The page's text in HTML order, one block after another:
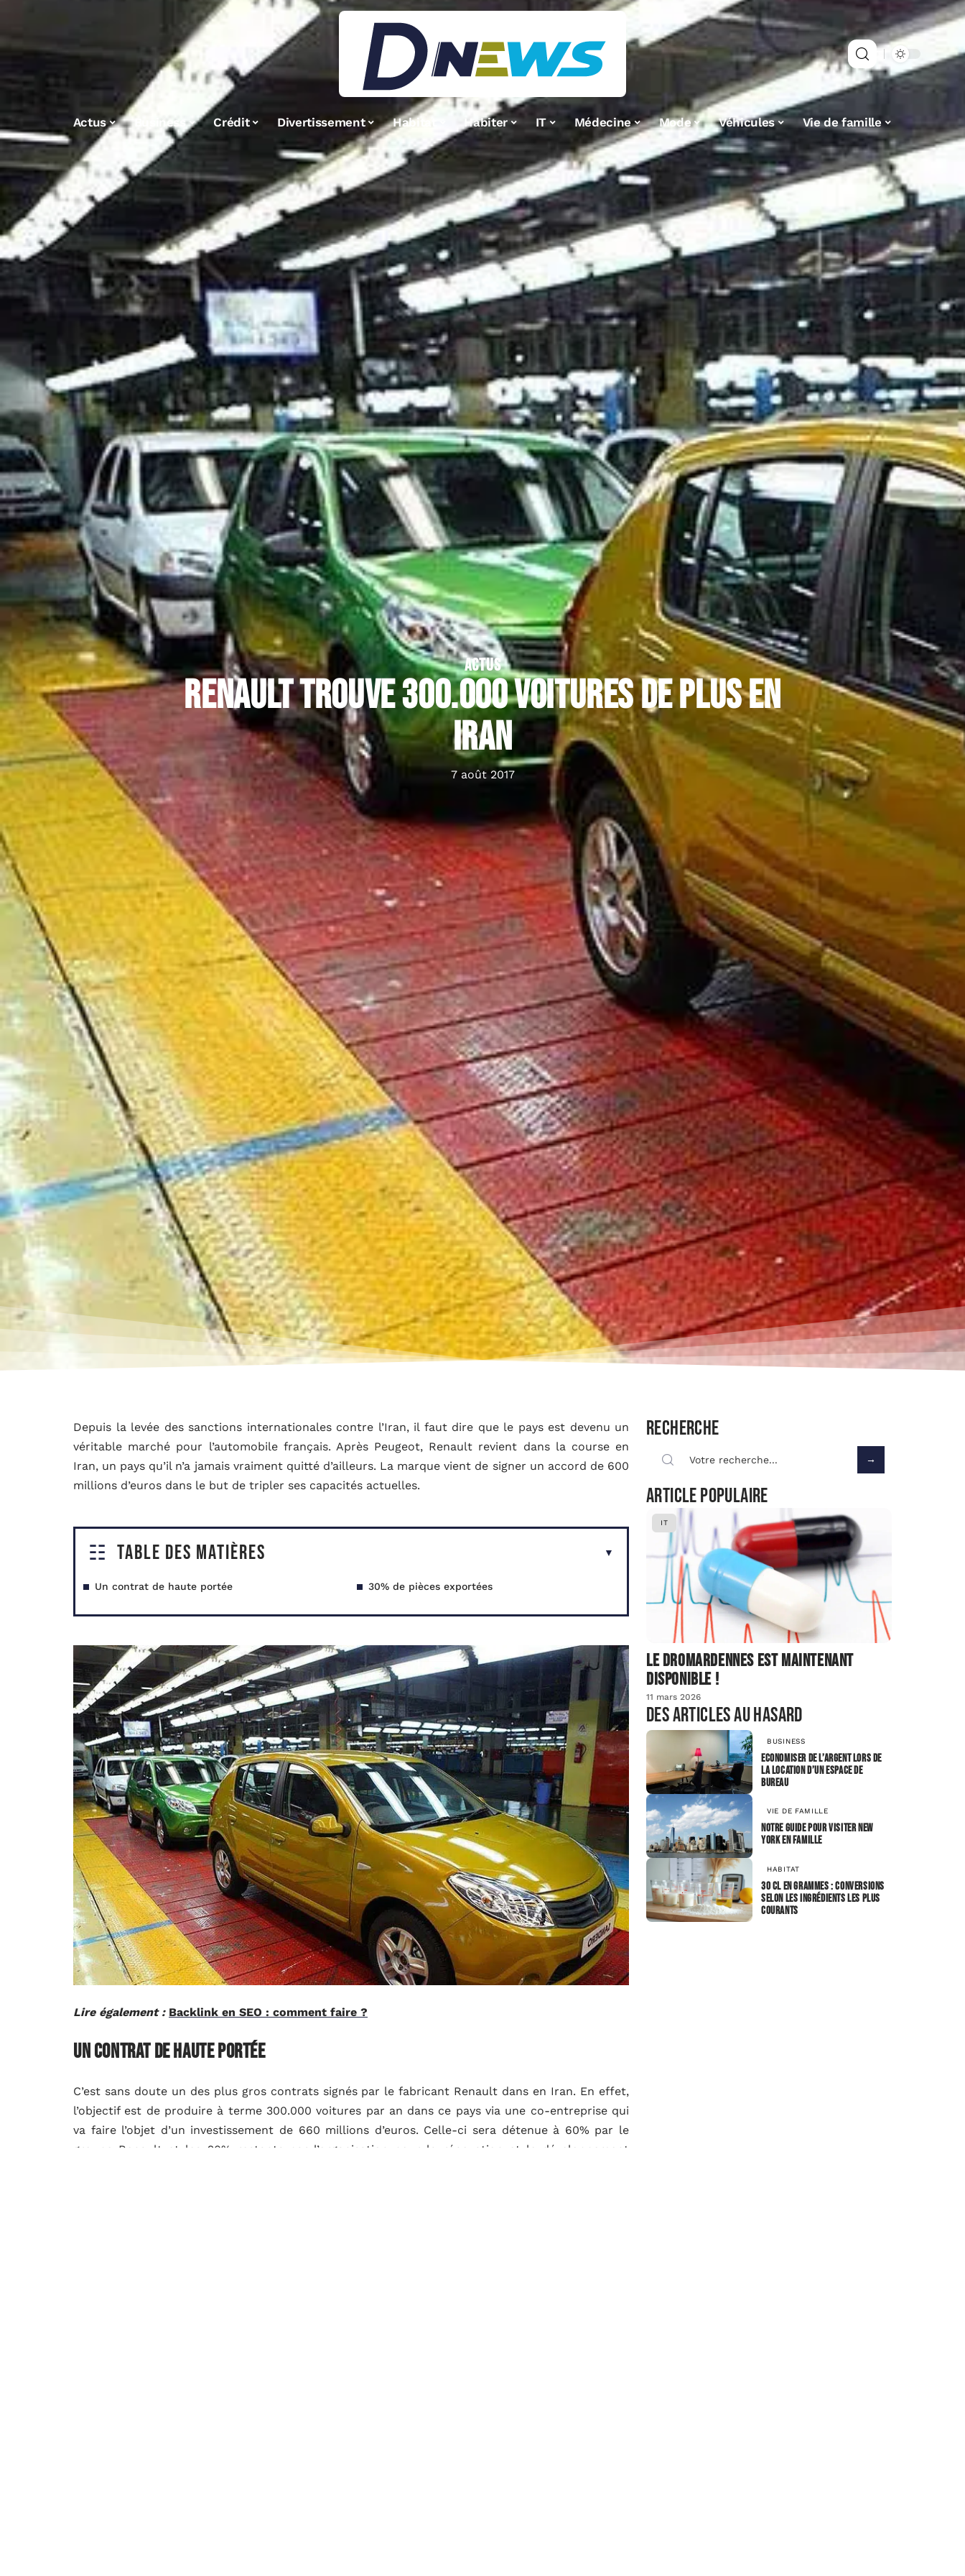
Actus Business Crédit Divertissement Habitat Habiter IT Médecine Mode Véhicules Vie de famille
ACTUS
Renault trouve 300.000 voitures de plus en
Iran
7 août 2017
Depuis la levée des sanctions internationales contre l’Iran, il faut dire que le pays est devenu un
véritable marché pour l’automobile français. Après Peugeot, Renault revient dans la course en
Iran, un pays qu’il n’a jamais vraiment quitté d’ailleurs. La marque vient de signer un accord de 600
millions d’euros dans le but de tripler ses capacités actuelles.
Table des matières
Un contrat de haute portée 30% de pièces exportées
Lire également : Backlink en SEO : comment faire ?
Un contrat de haute portée
C’est sans doute un des plus gros contrats signés par le fabricant Renault dans en Iran. En effet,
l’objectif est de produire à terme 300.000 voitures par an dans ce pays via une co-entreprise qui
va faire l’objet d’un investissement de 660 millions d’euros. Celle-ci sera détenue à 60% par le
groupe Renault et les 20% restants par l’organisation pour la rénovation et le développement
Recherche
Article populaire
IT
Le dromardennes est maintenant
disponible !
11 mars 2026
Des articles au hasard
BUSINESS
Economiser de l’argent lors de
la location d’un espace de
bureau
VIE DE FAMILLE
Notre guide pour visiter New
York en famille
HABITAT
30 cl en grammes : conversions
selon les ingrédients les plus
courants